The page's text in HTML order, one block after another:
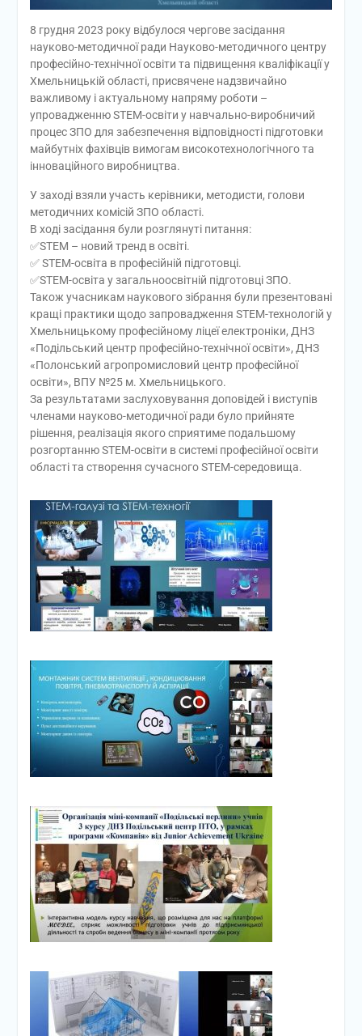
8 грудня 2023 року відбулося чергове засідання
науково-методичної ради Науково-методичного центру
професійно-технічної освіти та підвищення кваліфікації у
Хмельницькій області, присвячене надзвичайно
важливому і актуальному напряму роботи –
упровадженню STEM-освіти у навчально-виробничий
процес ЗПО для забезпечення відповідності підготовки
майбутніх фахівців вимогам високотехнологічного та
інноваційного виробництва.
У заході взяли участь керівники, методисти, голови
методичних комісій ЗПО області.
В ході засідання були розглянуті питання:
✅STEM – новий тренд в освіті.
✅ STEM-освіта в професійній підготовці.
✅STEM-освіта у загальноосвітній підготовці ЗПО.
Також учасникам наукового зібрання були презентовані
кращі практики щодо запровадження STEM-технологій у
Хмельницькому професійному ліцеї електроніки, ДНЗ
«Подільський центр професійно-технічної освіти», ДНЗ
«Полонський агропромисловий центр професійної
освіти», ВПУ №25 м. Хмельницького.
За результатами заслуховування доповідей і виступів
членами науково-методичної ради було прийняте
рішення, реалізація якого сприятиме подальшому
розгортанню STEM-освіти в системі професійної освіти
області та створення сучасного STEM-середовища.